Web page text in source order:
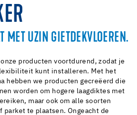
MET UZIN GIETDEKVLOEREN.
producten voortdurend, zodat je
kunt installeren. Met het
hebben we producten gecreëerd die
worden om hogere laagdiktes met
maar ook om alle soorten
te plaatsen. Ongeacht de